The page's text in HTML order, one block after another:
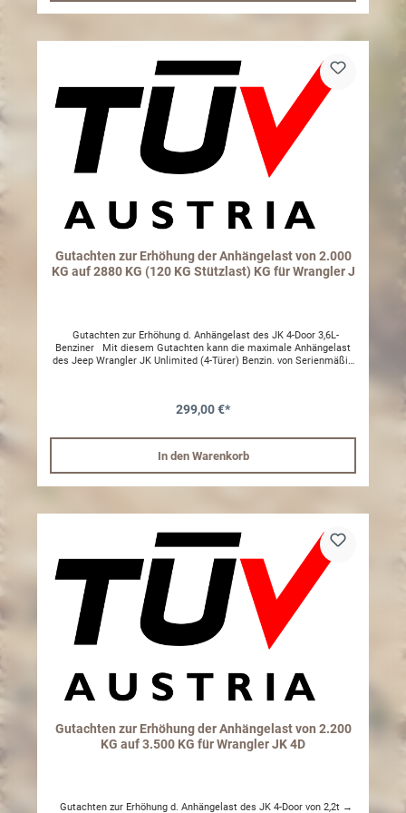
anzupassen !Dieses Gutachten muss nicht anerkannt werden,
deshalb empfehlen wir vorab mit einem Prüfer Ihres vertrauens zu
vom Umtausch oder Rückgabe ausgeschlossen, da diese
Gutachten zur Erhöhung der Anhängelast von 2.000
KG auf 2880 KG (120 KG Stützlast) KG für Wrangler J
Gutachten zur Erhöhung d. Anhängelast des JK 4-Door 3,6L-
Benziner Mit diesem Gutachten kann die maximale Anhängelast
des Jeep Wrangler JK Unlimited (4-Türer) Benzin. von Serienmäßig
oder Fax, unbedingt eine leserliche Kopie Ihres Fahrzeugschein,
noch einmal. Nur mit dieser Kopie ist das Erstellen des
gewünschten Gutachtens möglich. Achtung: Es ist gesetzlich
vorgeschrieben das Typenschild ihres Fahrzeugs anzupassen
!Dieses Gutachten muss nicht anerkannt werden, deshalb
empfehlen wir vorab mit einem Prüfer Ihres vertrauens zu
vom Umtausch oder Rückgabe ausgeschlossen, da diese
299,00 €*
In den Warenkorb
Gutachten zur Erhöhung der Anhängelast von 2.200
KG auf 3.500 KG für Wrangler JK 4D
Gutachten zur Erhöhung d. Anhängelast des JK 4-Door von 2,2t →